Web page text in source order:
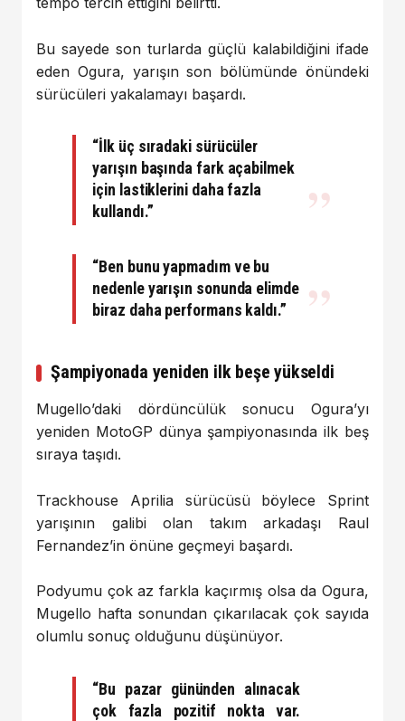
Bu sayede son turlarda güçlü kalabildiğini ifade
eden Ogura, yarışın son bölümünde önündeki
sürücüleri yakalamayı başardı.
“İlk üç sıradaki sürücüler
yarışın başında fark açabilmek
için lastiklerini daha fazla
kullandı.”
“Ben bunu yapmadım ve bu
nedenle yarışın sonunda elimde
biraz daha performans kaldı.”
Şampiyonada yeniden ilk beşe yükseldi
Mugello’daki dördüncülük sonucu Ogura’yı
yeniden MotoGP dünya şampiyonasında ilk beş
sıraya taşıdı.
Trackhouse Aprilia sürücüsü böylece Sprint
yarışının galibi olan takım arkadaşı Raul
Fernandez’in önüne geçmeyi başardı.
Podyumu çok az farkla kaçırmış olsa da Ogura,
Mugello hafta sonundan çıkarılacak çok sayıda
olumlu sonuç olduğunu düşünüyor.
“Bu pazar gününden alınacak
çok fazla pozitif nokta var.